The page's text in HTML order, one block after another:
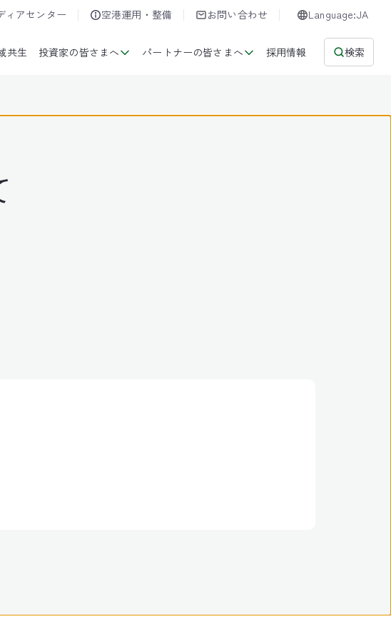
ィアセンター 空港運用・整備 お問い合わせ Language:JA
共生 投資家の皆さまへ パートナーの皆さまへ 採用情報 検索